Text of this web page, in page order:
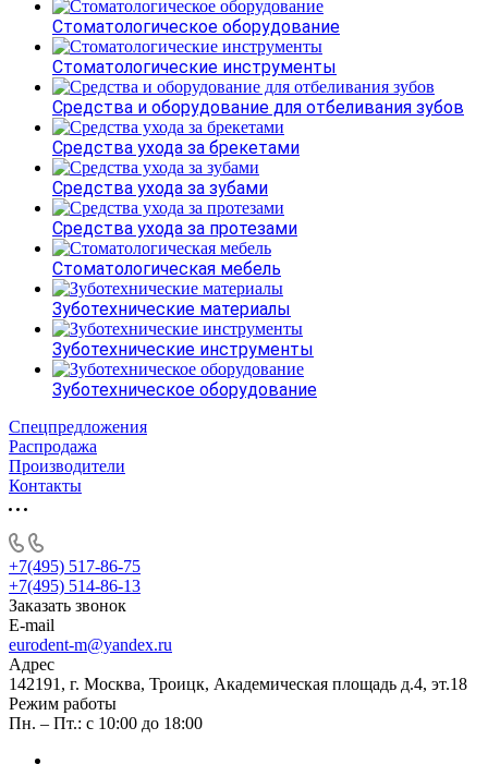
Стоматологическое оборудование
Стоматологические инструменты
Средства и оборудование для отбеливания зубов
Средства ухода за брекетами
Средства ухода за зубами
Средства ухода за протезами
Стоматологическая мебель
Зуботехнические материалы
Зуботехнические инструменты
Зуботехническое оборудование
Спецпредложения
Распродажа
Производители
Контакты
+7(495) 517-86-75
+7(495) 514-86-13
Заказать звонок
E-mail
eurodent-m@yandex.ru
Адрес
142191, г. Москва, Троицк, Академическая площадь д.4, эт.18
Режим работы
Пн. – Пт.: с 10:00 до 18:00